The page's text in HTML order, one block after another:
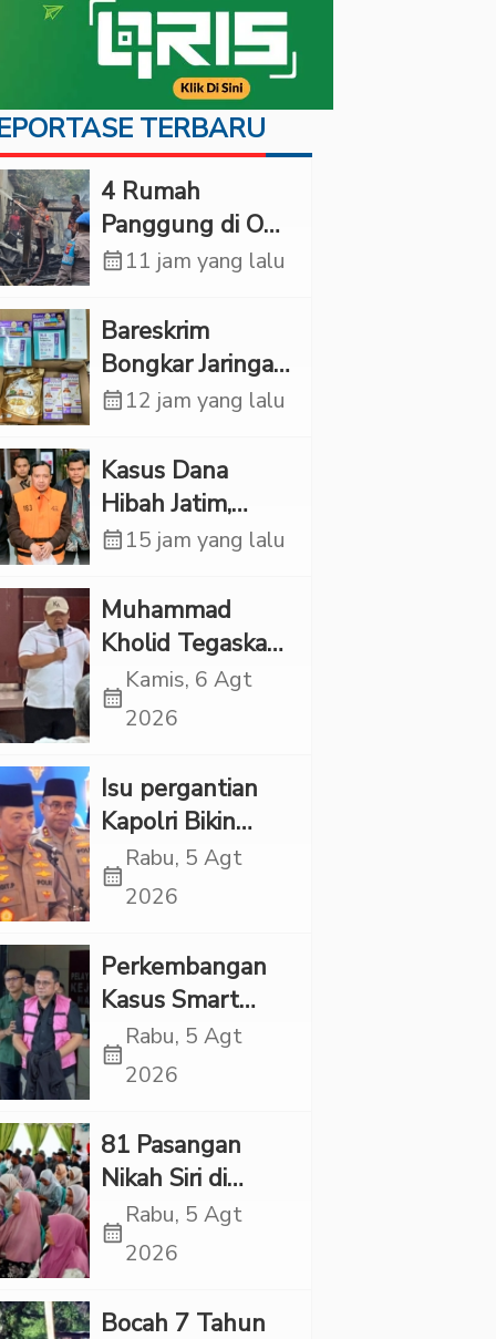
TERBARU
‎4 Rumah
Panggung di OKI
Ludes Terbakar,
Rp1 Miliar
calendar_month11 jam yang lalu
Bareskrim
Bongkar Jaringan
Etomidate dari
Pelaku Ditangkap
calendar_month12 jam yang lalu
Kasus Dana
Hibah Jatim,
Siliwangi: Partai
Jawab Etik-Politik
calendar_month15 jam yang lalu
Muhammad
Kholid Tegaskan
Propaganda
LGBT Harus
Minta Negara
Melindungi
Korban
calendar_month
Kamis, 6 Agt
2026
Isu pergantian
Kapolri Bikin
Panas, JMP Puji
Respons Jenderal
“Adem”
calendar_month
Rabu, 5 Agt
2026
Perkembangan
Kasus Smart
Village, Jaksa
Kembali Periksa
calendar_month
Rabu, 5 Agt
2026
81 Pasangan
Nikah Siri di
Tapsel Ikuti
Sidang Isbat
calendar_month
Rabu, 5 Agt
2026
Bocah 7 Tahun